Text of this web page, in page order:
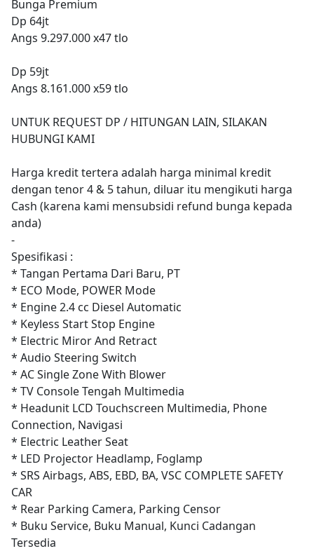
Bunga Premium
Dp 64jt
Angs 9.297.000 x47 tlo
Dp 59jt
Angs 8.161.000 x59 tlo
UNTUK REQUEST DP / HITUNGAN LAIN, SILAKAN
HUBUNGI KAMI
Harga kredit tertera adalah harga minimal kredit
dengan tenor 4 & 5 tahun, diluar itu mengikuti harga
Cash (karena kami mensubsidi refund bunga kepada
anda)
-
Spesifikasi :
* Tangan Pertama Dari Baru, PT
* ECO Mode, POWER Mode
* Engine 2.4 cc Diesel Automatic
* Keyless Start Stop Engine
* Electric Miror And Retract
* Audio Steering Switch
* AC Single Zone With Blower
* TV Console Tengah Multimedia
* Headunit LCD Touchscreen Multimedia, Phone
Connection, Navigasi
* Electric Leather Seat
* LED Projector Headlamp, Foglamp
* SRS Airbags, ABS, EBD, BA, VSC COMPLETE SAFETY
CAR
* Rear Parking Camera, Parking Censor
* Buku Service, Buku Manual, Kunci Cadangan
Tersedia